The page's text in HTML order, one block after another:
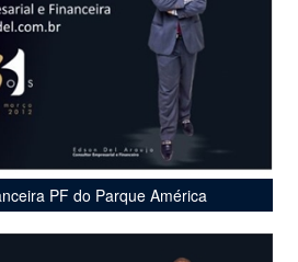
PF do Parque América